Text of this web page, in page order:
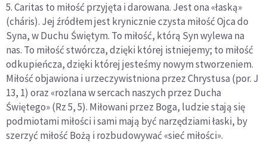
5. Caritas to miłość przyjęta i darowana. Jest ona «łaską»
(cháris). Jej źródłem jest krynicznie czysta miłość Ojca do
Syna, w Duchu Świętym. To miłość, którą Syn wylewa na
nas. To miłość stwórcza, dzięki której istniejemy; to miłość
odkupieńcza, dzięki której jesteśmy nowym stworzeniem.
Miłość objawiona i urzeczywistniona przez Chrystusa (por. J
13, 1) oraz «rozlana w sercach naszych przez Ducha
Świętego» (Rz 5, 5). Miłowani przez Boga, ludzie stają się
podmiotami miłości i sami mają być narzędziami łaski, by
szerzyć miłość Bożą i rozbudowywać «sieć miłości».